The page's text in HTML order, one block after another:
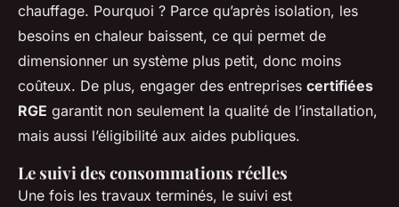
chauffage. Pourquoi ? Parce qu’après isolation, les
besoins en chaleur baissent, ce qui permet de
dimensionner un système plus petit, donc moins
coûteux. De plus, engager des entreprises certifiées
RGE garantit non seulement la qualité de l’installation,
mais aussi l’éligibilité aux aides publiques.
Le suivi des consommations réelles
Une fois les travaux terminés, le suivi est